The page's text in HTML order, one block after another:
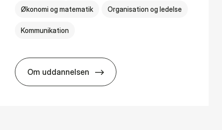
Økonomi og matematik Organisation og ledelse
Kommunikation
Om uddannelsen
HA(kom.) - erhvervs­økonomi og